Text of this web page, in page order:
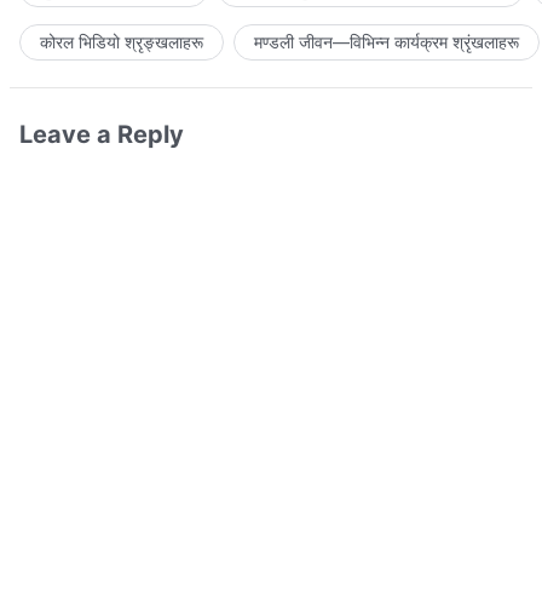
कोरल भिडियो श्रृङ्खलाहरू मण्डली जीवन—विभिन्‍न कार्यक्रम श्रृंखलाहरू
Leave a Reply